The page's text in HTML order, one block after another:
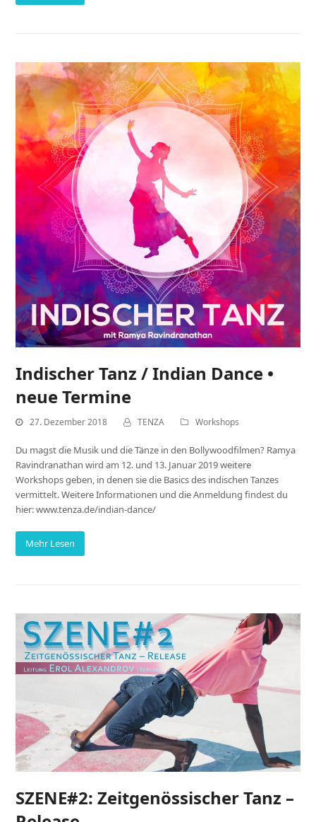
Indischer Tanz / Indian Dance •
neue Termine
27. Dezember 2018 TENZA Workshops
Du magst die Musik und die Tänze in den Bollywoodfilmen? Ramya
Ravindranathan wird am 12. und 13. Januar 2019 weitere
Workshops geben, in denen sie die Basics des indischen Tanzes
vermittelt. Weitere Informationen und die Anmeldung findest du
hier: www.tenza.de/indian-dance/
Mehr Lesen
SZENE#2: Zeitgenössischer Tanz –